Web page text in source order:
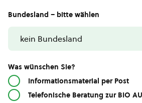
Bundesland – bitte wählen
Was wünschen Sie?
Informationsmaterial per Post
Telefonische Beratung zur BIO